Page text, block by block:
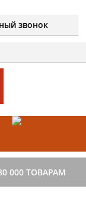
звонок
000 ТОВАРАМ